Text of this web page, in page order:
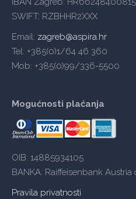
SWIFT: RZBHHR2XXX
Email: zagreb@aspira.hr
Tel: +385(0)1/64 46 360
Mob: +385(0)99/336-5500
Mogućnosti plaćanja
OIB: 14885934105
BANKA: Raiffeisenbank Austria
Pravila privatnosti